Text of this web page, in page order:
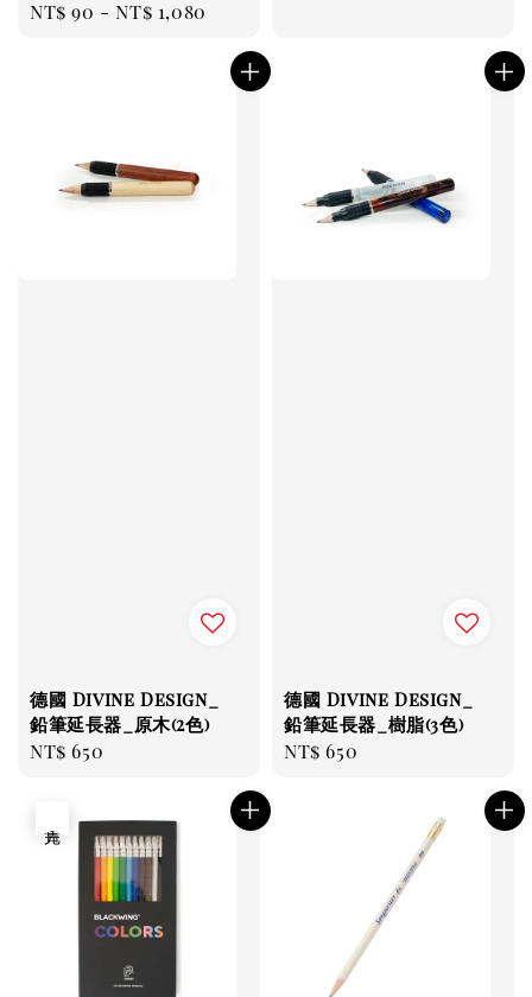
Regular
NT$ 90 -NT$ 1,080
德國 Divine Design_
鉛筆延長器_原木(2色)
Regular
NT$ 650
德國 Divine Design_
鉛筆延長器_樹脂(3色)
Regular
NT$ 650